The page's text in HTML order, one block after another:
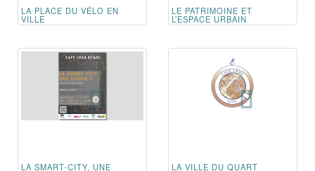
LA PLACE DU VÉLO EN
VILLE
LE PATRIMOINE ET
L’ESPACE URBAIN
LA SMART-CITY, UNE LA VILLE DU QUART